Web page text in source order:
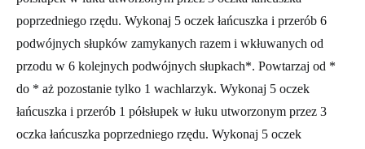
poprzedniego rzędu. Wykonaj 5 oczek łańcuszka i przerób 6
podwójnych słupków zamykanych razem i wkłuwanych od
przodu w 6 kolejnych podwójnych słupkach*. Powtarzaj od *
do * aż pozostanie tylko 1 wachlarzyk. Wykonaj 5 oczek
łańcuszka i przerób 1 półsłupek w łuku utworzonym przez 3
oczka łańcuszka poprzedniego rzędu. Wykonaj 5 oczek